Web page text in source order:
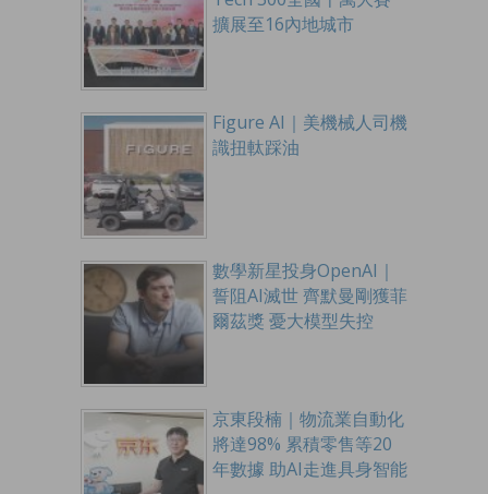
擴展至16內地城市
Figure AI｜美機械人司機
識扭軚踩油
數學新星投身OpenAI｜
誓阻AI滅世 齊默曼剛獲菲
爾茲獎 憂大模型失控
京東段楠｜物流業自動化
將達98% 累積零售等20
年數據 助AI走進具身智能